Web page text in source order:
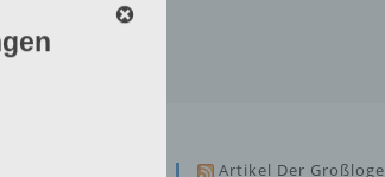
Artikel Der Großloge